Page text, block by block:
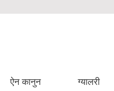
ऐन कानुन ग्यालरी